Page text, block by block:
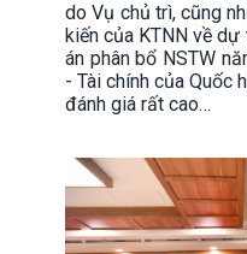
do Vụ chủ trì, cũng
kiến của KTNN về
án phân bổ NSTW
- Tài chính của Quốc
đánh giá rất cao…